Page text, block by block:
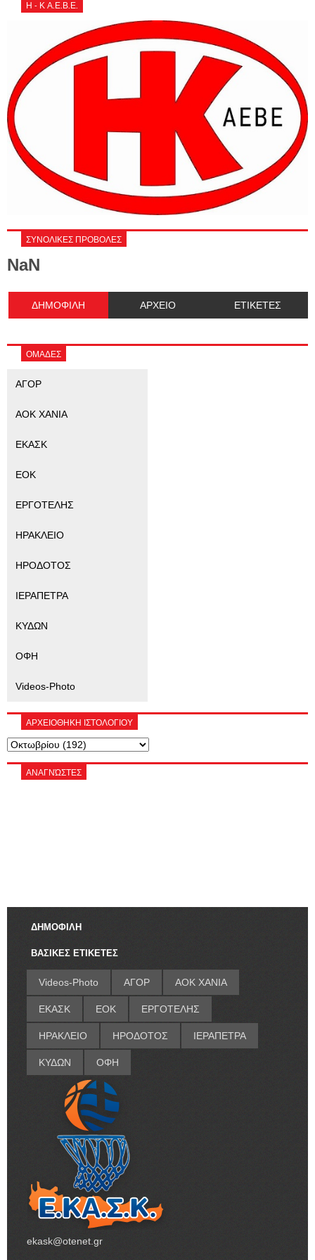
Η - Κ Α.Ε.Β.Ε.
ΣΥΝΟΛΙΚΕΣ ΠΡΟΒΟΛΕΣ
NaN
ΔΗΜΟΦΙΛΗ ΑΡΧΕΙΟ ΕΤΙΚΕΤΕΣ
ΟΜΑΔΕΣ
ΑΓΟΡ
ΑΟΚ ΧΑΝΙΑ
ΕΚΑΣΚ
ΕΟΚ
ΕΡΓΟΤΕΛΗΣ
ΗΡΑΚΛΕΙΟ
ΗΡΟΔΟΤΟΣ
ΙΕΡΑΠΕΤΡΑ
ΚΥΔΩΝ
ΟΦΗ
Videos-Photo
ΑΡΧΕΙΟΘΗΚΗ ΙΣΤΟΛΟΓΙΟΥ
ΑΝΑΓΝΏΣΤΕΣ
ΔΗΜΟΦΙΛΗ
ΒΑΣΙΚΕΣ ΕΤΙΚΕΤΕΣ
Videos-Photo ΑΓΟΡ ΑΟΚ ΧΑΝΙΑ
ΕΚΑΣΚ ΕΟΚ ΕΡΓΟΤΕΛΗΣ
ΗΡΑΚΛΕΙΟ ΗΡΟΔΟΤΟΣ ΙΕΡΑΠΕΤΡΑ
ΚΥΔΩΝ ΟΦΗ
ekask@otenet.gr